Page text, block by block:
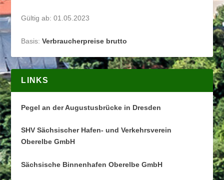
Gültig ab: 01.05.2023
Basis:Verbraucherpreise brutto
LINKS
Pegel an der Augustusbrücke in Dresden
SHV Sächsischer Hafen- und Verkehrsverein
Oberelbe GmbH
Sächsische Binnenhafen Oberelbe GmbH